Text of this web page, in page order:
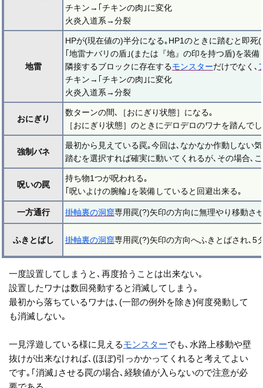
チキン→｢チキンの肉｣に変化
火炎入道系→分裂
地雷
HPが(現在値の)半分になる｡HP1のときに踏むと即死(
｢地雷ナバリの盾｣(または『地』の印を持つ盾)を装
隣接するブロックに存在するモンスターだけでなく､
チキン→｢チキンの肉｣に変化
火炎入道系→分裂
おにぎり
数ターンの間､［おにぎり状態］になる｡
［おにぎり状態］のときにデロデロのワナを踏んで
強制バネ
最初から見えている罠｡今回は､なかなか作動しない
踏むを選択すれば確実に動いてくれるが､その場合､
呪いの罠
持ち物1つが呪われる｡
｢呪いよけの腕輪｣を装備していると回避出来る｡
一方通行 掛軸裏の洞窟専用罠(?)矢印の方向に無理やり移動さ
ふきとばし 掛軸裏の洞窟専用罠(?)矢印の方向へふきとばされ､5
一度設置してしまうと､再度拾うことは出来ない｡
設置したワナは数回発動すると消滅してしまう｡
最初から落ちているワナは､(一部の例外を除き)何度発動して
も消滅しない｡
一見浮遊している様に見えるモンスターでも､水路上移動や壁
抜けが出来なければ､(ほぼ)引っかかってくれると考えてよい
です｡｢消滅｣させる罠の場合､経験値が入らないので注意が必